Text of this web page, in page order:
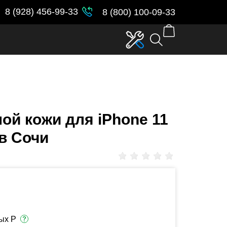
8 (928) 456-99-33 8 (800) 100-09-33
кожи для iPhone 11
Сочи
Р